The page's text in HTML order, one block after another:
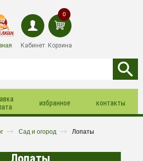
Кабинет
0
Корзина
избранное контакты
Сад и огород Лопаты